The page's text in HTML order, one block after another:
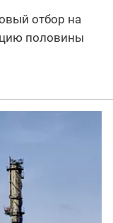
отбор на
половины